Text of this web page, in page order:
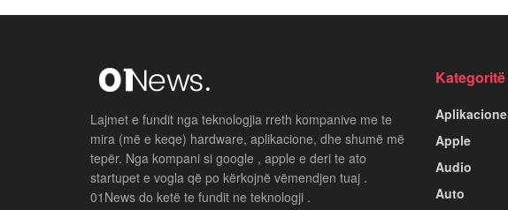
Lajmet e fundit nga teknologjia rreth kompanive me te
mira (më e keqe) hardware, aplikacione, dhe shumë më
tepër. Nga kompani si google , apple e deri te ato
startupet e vogla që po kërkojnë vëmendjen tuaj .
01News do ketë te fundit ne teknologji .
Kategoritë
Aplikacione
Apple
Audio
Auto